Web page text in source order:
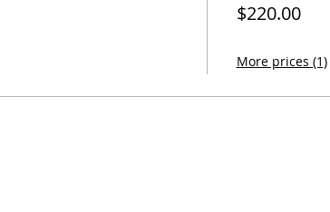
$220.00
More prices (1)